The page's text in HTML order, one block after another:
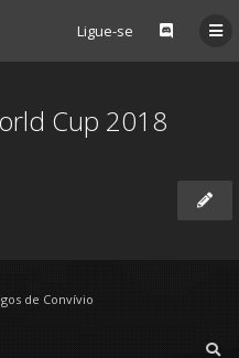
Ligue-se
Cup 2018
de Convívio